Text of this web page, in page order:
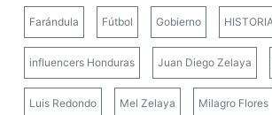
Farándula Fútbol Gobierno
influencers Honduras Juan Diego Zelaya
Luis Redondo Mel Zelaya Milagro Flores